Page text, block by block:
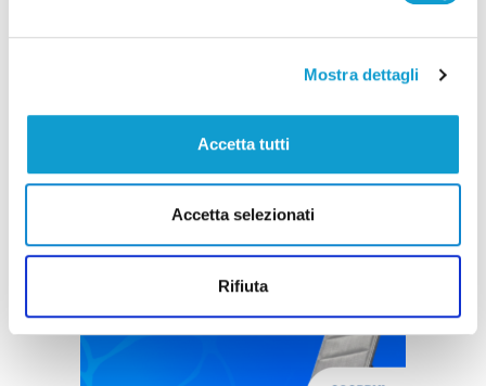
Mostra dettagli
Accetta tutti
Accetta selezionati
Rifiuta